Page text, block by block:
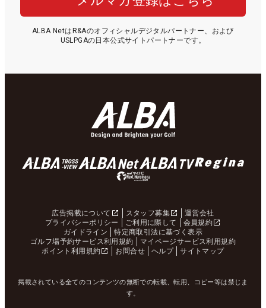
ALBA NetはR&Aのオフィシャルデジタルパートナー、および
USLPGAの日本公式サイトパートナーです。
広告掲載について スタッフ募集
運営会社
プライバシーポリシー
ご利用に際して
会員規約
ガイドライン
特定商取引法に基づく表示
ゴルフ場予約サービス利用規約
マイページサービス利用規約
ポイント利用規約
お問合せ ヘルプ サイトマップ
掲載されている全てのコンテンツの無断での転載、転用、コピー等は禁じま
す。